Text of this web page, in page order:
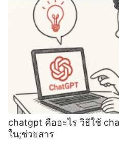
chatgpt คืออะไร วิธีใช้
ใน;ช่วยสาร